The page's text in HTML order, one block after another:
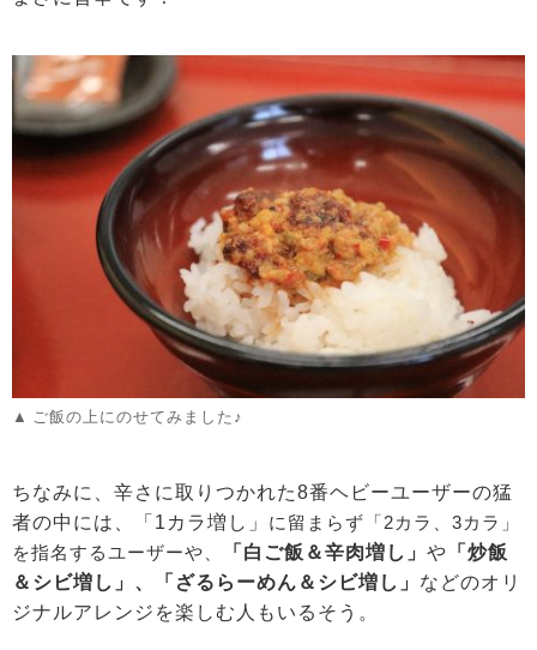
ご飯の上にのせてみました♪
ちなみに、辛さに取りつかれた8番ヘビーユーザーの猛
者の中には、「1カラ増し」 に留まらず「2カラ、3カラ」
を指名するユーザーや、
「白ご飯＆辛肉増し」 や 「炒飯
＆シビ増し」、「ざるらーめん＆シビ増し」 などのオリ
ジナルアレンジを楽しむ人もいるそう。